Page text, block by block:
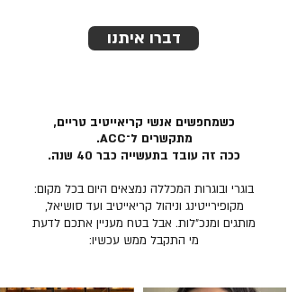
דברו איתנו
כשמחפשים אנשי קריאייטיב טריים,
מתקשרים ל־ACC.
ככה זה עובד בתעשייה כבר 40 שנה.
בוגרי ובוגרות המכללה נמצאים היום בכל מקום:
מקופירייטינג וניהול קריאייטיב ועד סושיאל,
מותגים ומנכ״לות. אבל בטח מעניין אתכם לדעת
מי התקבל ממש עכשיו: